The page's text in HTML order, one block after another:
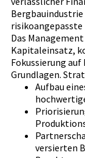
Das
Kapitaleinsatz,
Fokussierung
Grundlagen.
Aufbau
versierten